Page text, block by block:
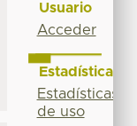
Usuario
Acceder
Estadísticas
Estadísticas
de uso